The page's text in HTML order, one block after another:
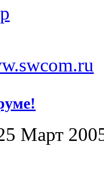
Март